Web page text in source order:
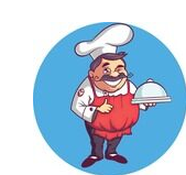
content